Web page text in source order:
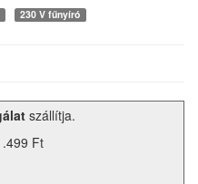
230 V fűnyíró
szállítja.
Ft